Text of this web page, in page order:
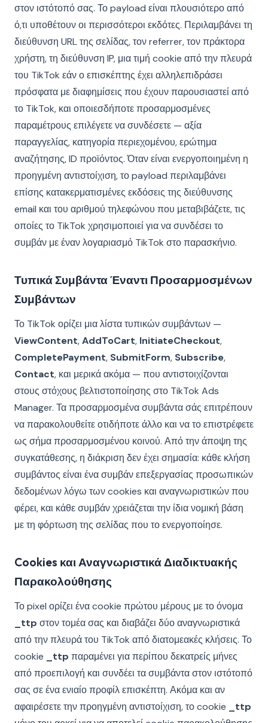
στον ιστότοπό σας. Το payload είναι πλουσιότερο από
ό,τι υποθέτουν οι περισσότεροι εκδότες. Περιλαμβάνει τη
διεύθυνση URL της σελίδας, τον referrer, τον πράκτορα
χρήστη, τη διεύθυνση IP, μια τιμή cookie από την πλευρά
του TikTok εάν ο επισκέπτης έχει αλληλεπιδράσει
πρόσφατα με διαφημίσεις που έχουν παρουσιαστεί από
το TikTok, και οποιεσδήποτε προσαρμοσμένες
παραμέτρους επιλέγετε να συνδέσετε — αξία
παραγγελίας, κατηγορία περιεχομένου, ερώτημα
αναζήτησης, ID προϊόντος. Όταν είναι ενεργοποιημένη η
προηγμένη αντιστοίχιση, το payload περιλαμβάνει
επίσης κατακερματισμένες εκδόσεις της διεύθυνσης
email και του αριθμού τηλεφώνου που μεταβιβάζετε, τις
οποίες το TikTok χρησιμοποιεί για να συνδέσει το
συμβάν με έναν λογαριασμό TikTok στο παρασκήνιο.
Τυπικά Συμβάντα Έναντι Προσαρμοσμένων
Συμβάντων
Το TikTok ορίζει μια λίστα τυπικών συμβάντων —
ViewContent,AddToCart, InitiateCheckout,
CompletePayment, SubmitForm, Subscribe,
Contact, και μερικά ακόμα — που αντιστοιχίζονται
στους στόχους βελτιστοποίησης στο TikTok Ads
Manager. Τα προσαρμοσμένα συμβάντα σάς επιτρέπουν
να παρακολουθείτε οτιδήποτε άλλο και να το επιστρέφετε
ως σήμα προσαρμοσμένου κοινού. Από την άποψη της
συγκατάθεσης, η διάκριση δεν έχει σημασία: κάθε κλήση
συμβάντος είναι ένα συμβάν επεξεργασίας προσωπικών
δεδομένων λόγω των cookies και αναγνωριστικών που
φέρει, και κάθε συμβάν χρειάζεται την ίδια νομική βάση
με τη φόρτωση της σελίδας που το ενεργοποίησε.
Cookies και Αναγνωριστικά Διαδικτυακής
Παρακολούθησης
Το pixel ορίζει ένα cookie πρώτου μέρους με το όνομα
_ttp στον τομέα σας και διαβάζει δύο αναγνωριστικά
από την πλευρά του TikTok από διατομεακές κλήσεις. Το
cookie
_ttp παραμένει για περίπου δεκατρείς μήνες
από προεπιλογή και συνδέει τα συμβάντα στον ιστότοπό
σας σε ένα ενιαίο προφίλ επισκέπτη. Ακόμα και αν
αφαιρέσετε την προηγμένη αντιστοίχιση, το cookie
_ttp